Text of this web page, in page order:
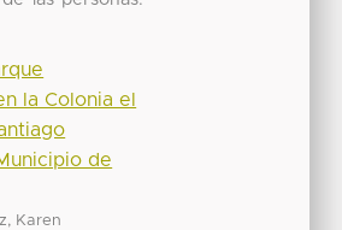
la Colonia el
de
Karen